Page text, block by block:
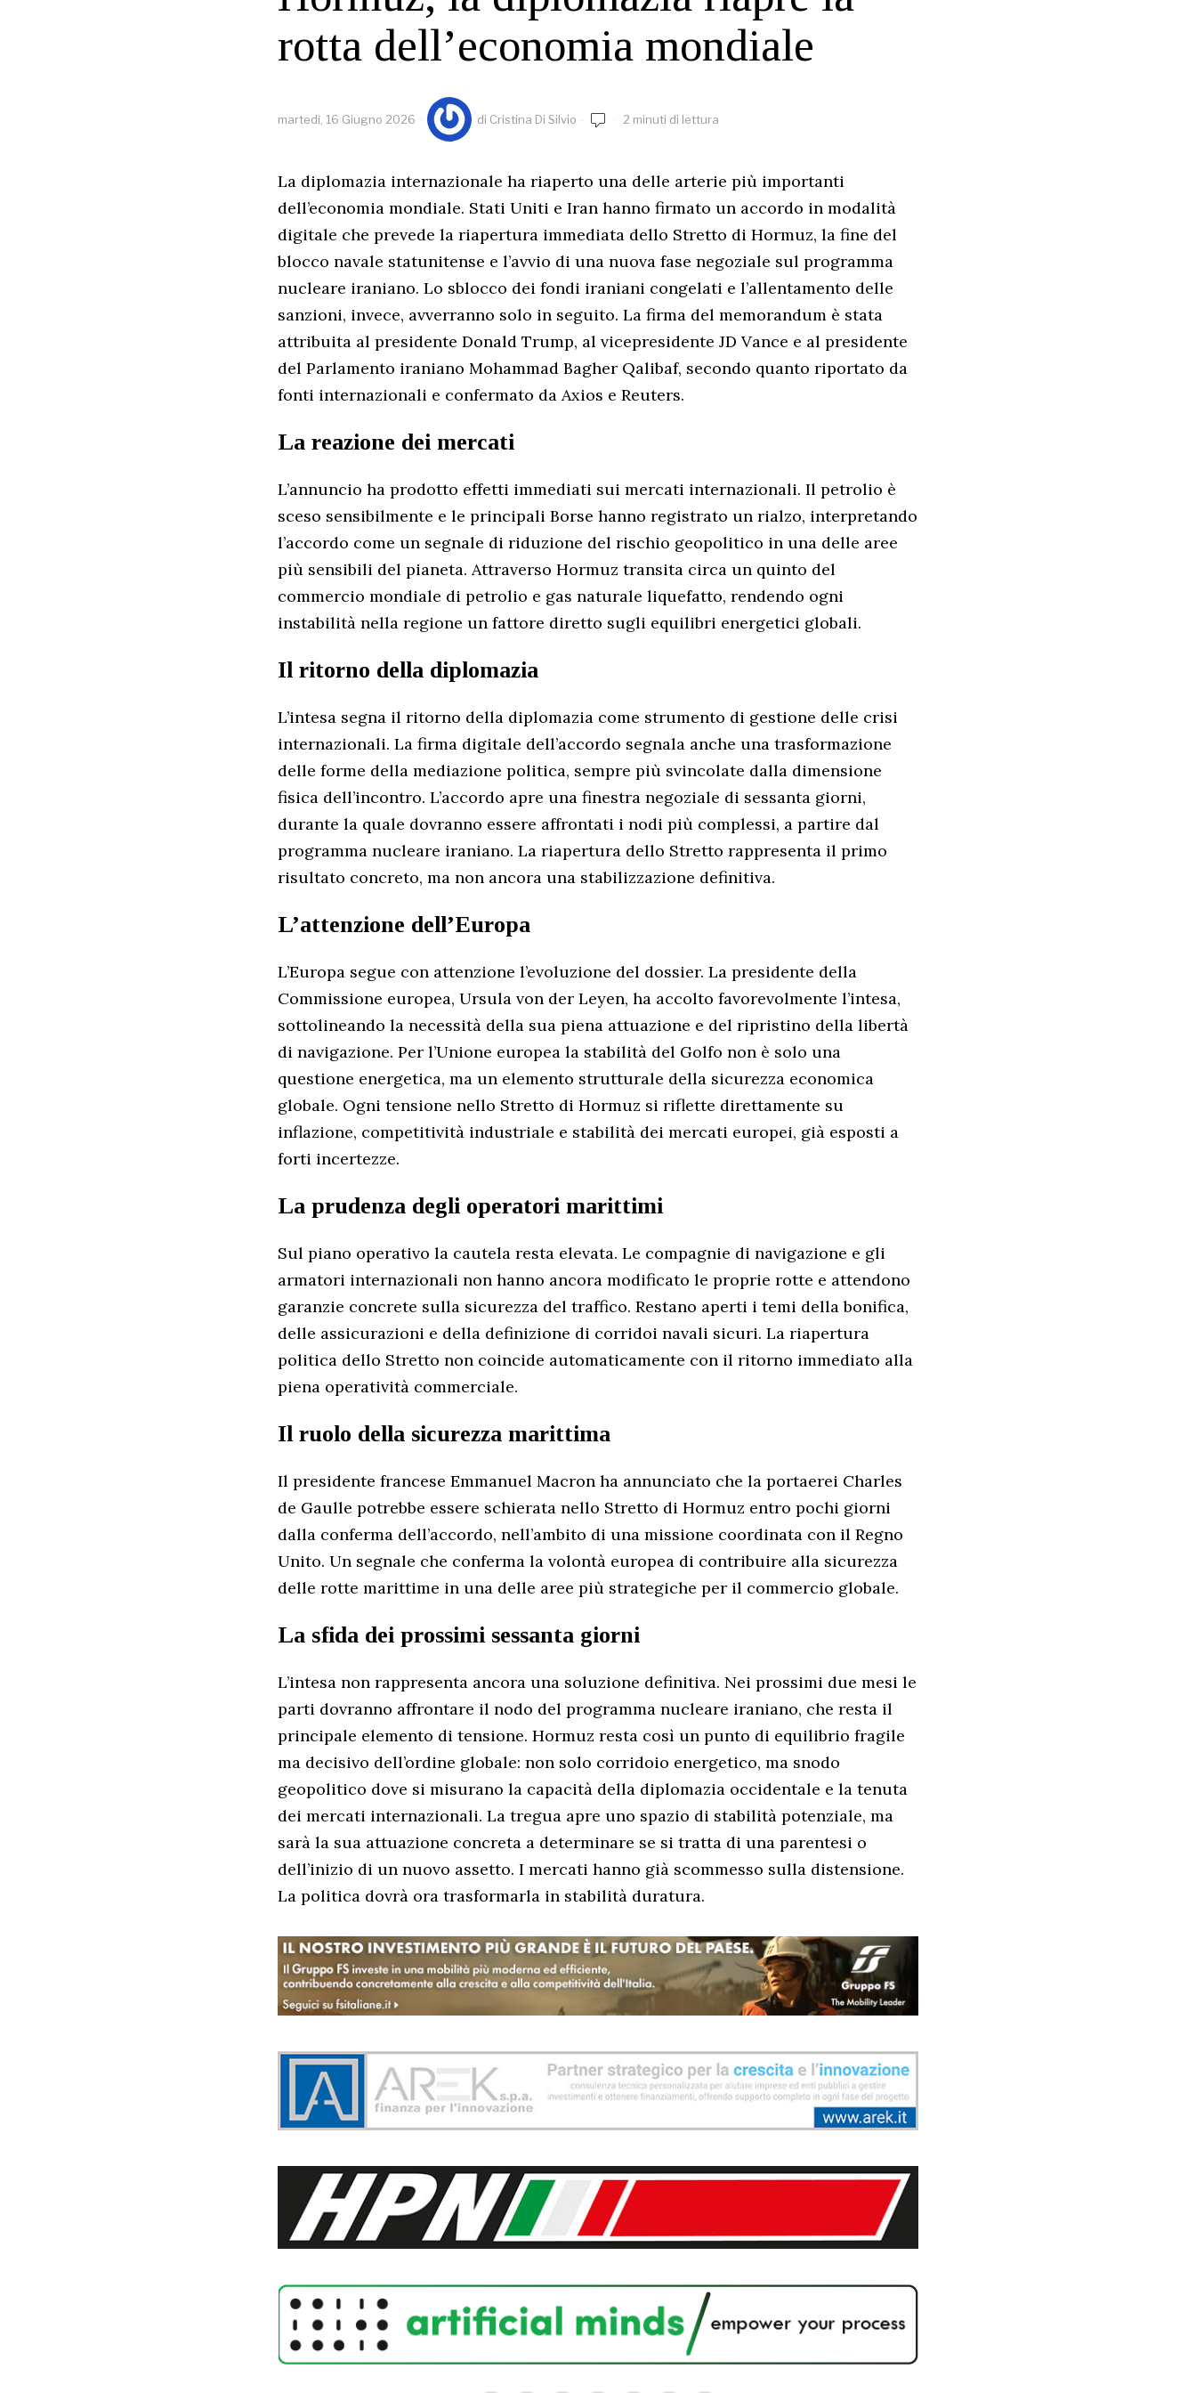
rotta dell’economia mondiale
martedì, 16 Giugno 2026 di Cristina Di Silvio 2 minuti di lettura
La diplomazia internazionale ha riaperto una delle arterie più importanti
dell’economia mondiale. Stati Uniti e Iran hanno firmato un accordo in modalità
digitale che prevede la riapertura immediata dello Stretto di Hormuz, la fine del
blocco navale statunitense e l’avvio di una nuova fase negoziale sul programma
nucleare iraniano. Lo sblocco dei fondi iraniani congelati e l’allentamento delle
sanzioni, invece, avverranno solo in seguito. La firma del memorandum è stata
attribuita al presidente Donald Trump, al vicepresidente JD Vance e al presidente
del Parlamento iraniano Mohammad Bagher Qalibaf, secondo quanto riportato da
fonti internazionali e confermato da Axios e Reuters.
La reazione dei mercati
L’annuncio ha prodotto effetti immediati sui mercati internazionali. Il petrolio è
sceso sensibilmente e le principali Borse hanno registrato un rialzo, interpretando
l’accordo come un segnale di riduzione del rischio geopolitico in una delle aree
più sensibili del pianeta. Attraverso Hormuz transita circa un quinto del
commercio mondiale di petrolio e gas naturale liquefatto, rendendo ogni
instabilità nella regione un fattore diretto sugli equilibri energetici globali.
Il ritorno della diplomazia
L’intesa segna il ritorno della diplomazia come strumento di gestione delle crisi
internazionali. La firma digitale dell’accordo segnala anche una trasformazione
delle forme della mediazione politica, sempre più svincolate dalla dimensione
fisica dell’incontro. L’accordo apre una finestra negoziale di sessanta giorni,
durante la quale dovranno essere affrontati i nodi più complessi, a partire dal
programma nucleare iraniano. La riapertura dello Stretto rappresenta il primo
risultato concreto, ma non ancora una stabilizzazione definitiva.
L’attenzione dell’Europa
L’Europa segue con attenzione l’evoluzione del dossier. La presidente della
Commissione europea, Ursula von der Leyen, ha accolto favorevolmente l’intesa,
sottolineando la necessità della sua piena attuazione e del ripristino della libertà
di navigazione. Per l’Unione europea la stabilità del Golfo non è solo una
questione energetica, ma un elemento strutturale della sicurezza economica
globale. Ogni tensione nello Stretto di Hormuz si riflette direttamente su
inflazione, competitività industriale e stabilità dei mercati europei, già esposti a
forti incertezze.
La prudenza degli operatori marittimi
Sul piano operativo la cautela resta elevata. Le compagnie di navigazione e gli
armatori internazionali non hanno ancora modificato le proprie rotte e attendono
garanzie concrete sulla sicurezza del traffico. Restano aperti i temi della bonifica,
delle assicurazioni e della definizione di corridoi navali sicuri. La riapertura
politica dello Stretto non coincide automaticamente con il ritorno immediato alla
piena operatività commerciale.
Il ruolo della sicurezza marittima
Il presidente francese Emmanuel Macron ha annunciato che la portaerei Charles
de Gaulle potrebbe essere schierata nello Stretto di Hormuz entro pochi giorni
dalla conferma dell’accordo, nell’ambito di una missione coordinata con il Regno
Unito. Un segnale che conferma la volontà europea di contribuire alla sicurezza
delle rotte marittime in una delle aree più strategiche per il commercio globale.
La sfida dei prossimi sessanta giorni
L’intesa non rappresenta ancora una soluzione definitiva. Nei prossimi due mesi le
parti dovranno affrontare il nodo del programma nucleare iraniano, che resta il
principale elemento di tensione. Hormuz resta così un punto di equilibrio fragile
ma decisivo dell’ordine globale: non solo corridoio energetico, ma snodo
geopolitico dove si misurano la capacità della diplomazia occidentale e la tenuta
dei mercati internazionali. La tregua apre uno spazio di stabilità potenziale, ma
sarà la sua attuazione concreta a determinare se si tratta di una parentesi o
dell’inizio di un nuovo assetto. I mercati hanno già scommesso sulla distensione.
La politica dovrà ora trasformarla in stabilità duratura.